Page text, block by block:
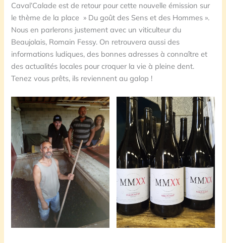
Caval’Calade est de retour pour cette nouvelle émission sur
le thème de la place » Du goût des Sens et des Hommes ».
Nous en parlerons justement avec un viticulteur du
Beaujolais, Romain Fessy. On retrouvera aussi des
informations ludiques, des bonnes adresses à connaître et
des actualités locales pour croquer la vie à pleine dent.
Tenez vous prêts, ils reviennent au galop !